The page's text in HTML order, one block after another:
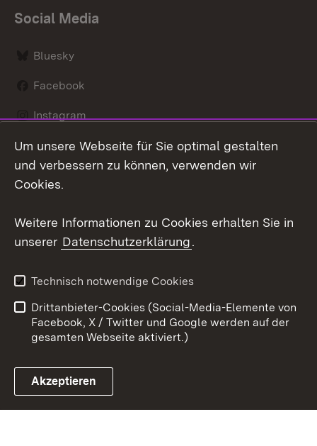
Social Media
Bluesky
Facebook
Instagram
LinkedIn
Link zum Landesportal
Datenschutz
Barrierefreiheit
Impressum
Cookies
Um unsere Webseite für Sie optimal gestalten
und verbessern zu können, verwenden wir
Cookies.
Weitere Informationen zu Cookies erhalten Sie in
unserer Datenschutzerklärung.
Technisch notwendige Cookies
Drittanbieter-Cookies (Social-Media-Elemente von
Facebook, X / Twitter und Google werden auf der
gesamten Webseite aktiviert.)
Akzeptieren